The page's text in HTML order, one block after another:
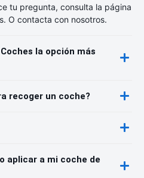
tu pregunta, consulta la página
O contacta con nosotros.
la opción más
recoger un coche?
aplicar a mi coche de